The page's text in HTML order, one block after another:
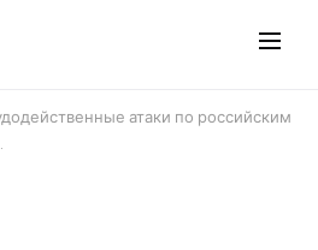
атаки по российским